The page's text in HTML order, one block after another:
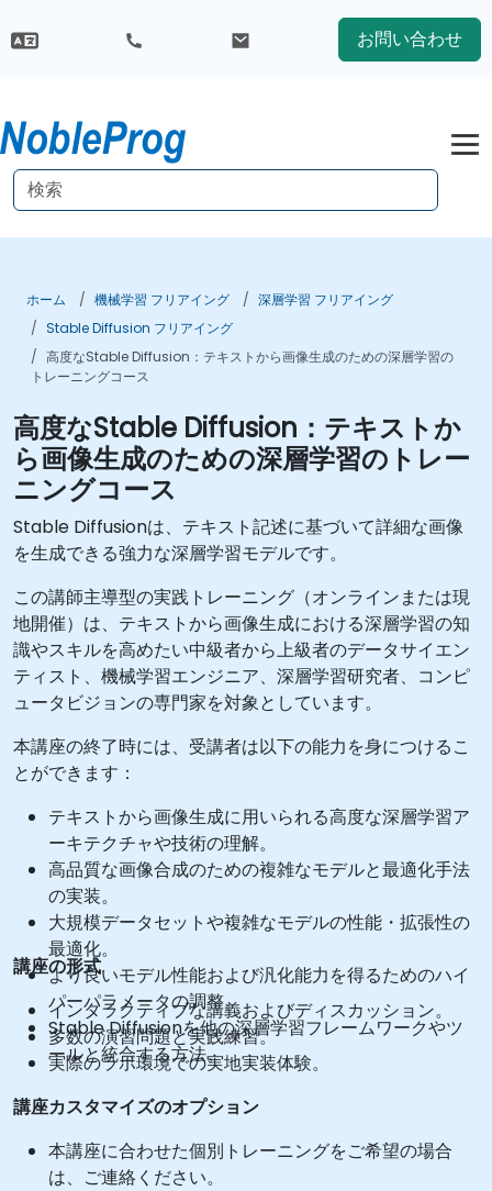
お問い合わせ
ホーム 機械学習 フリアイング
深層学習 フリアイング
Stable Diffusion フリアイング
高度なStable Diffusion：テキストから画像生成のための深層学習の
トレーニングコース
高度なStable Diffusion：テキストか
ら画像生成のための深層学習のトレー
ニングコース
Stable Diffusionは、テキスト記述に基づいて詳細な画像
を生成できる強力な深層学習モデルです。
この講師主導型の実践トレーニング（オンラインまたは現
地開催）は、テキストから画像生成における深層学習の知
識やスキルを高めたい中級者から上級者のデータサイエン
ティスト、機械学習エンジニア、深層学習研究者、コンピ
ュータビジョンの専門家を対象としています。
本講座の終了時には、受講者は以下の能力を身につけるこ
とができます：
テキストから画像生成に用いられる高度な深層学習ア
ーキテクチャや技術の理解。
高品質な画像合成のための複雑なモデルと最適化手法
の実装。
大規模データセットや複雑なモデルの性能・拡張性の
最適化。
より良いモデル性能および汎化能力を得るためのハイ
パーパラメータの調整。
Stable Diffusionを他の深層学習フレームワークやツ
ールと統合する方法。
講座の形式
インタラクティブな講義およびディスカッション。
多数の演習問題と実践練習。
実際のラボ環境での実地実装体験。
講座カスタマイズのオプション
本講座に合わせた個別トレーニングをご希望の場合
は、ご連絡ください。